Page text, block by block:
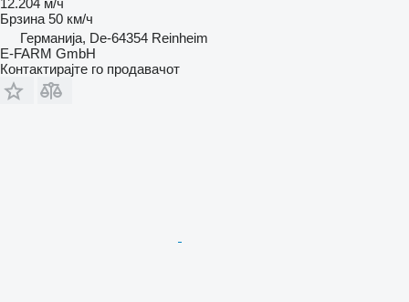
12.204 м/ч
Брзина 50 км/ч
Германија, De-64354 Reinheim
E-FARM GmbH
Контактирајте го продавачот